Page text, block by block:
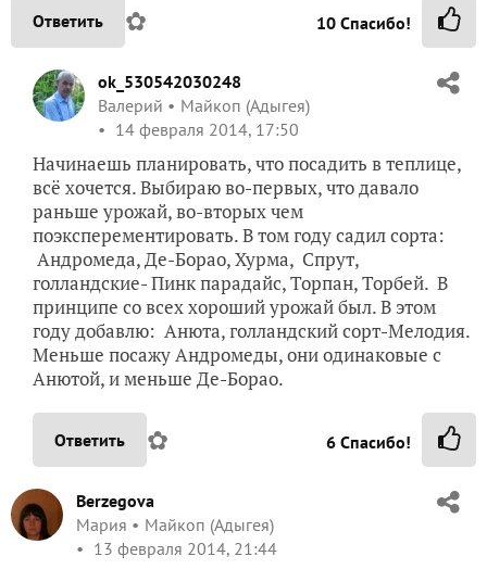
Ответить ✿ 10 Спасибо!
ok_530542030248
Валерий
Майкоп (Адыгея)
14 февраля 2014, 17:50
Начинаешь планировать, что посадить в теплице,
всё хочется. Выбираю во-первых, что давало
раньше урожай, во-вторых чем
поэксперементировать. В том году садил сорта:
Андромеда, Де-Борао, Хурма, Спрут,
голландские- Пинк парадайс, Торпан, Торбей. В
принципе со всех хороший урожай был. В этом
году добавлю: Анюта, голландский сорт-Мелодия.
Меньше посажу Андромеды, они одинаковые с
Анютой, и меньше Де-Борао.
Ответить ✿ 6 Спасибо!
Berzegova
Мария
Майкоп (Адыгея)
13 февраля 2014, 21:44